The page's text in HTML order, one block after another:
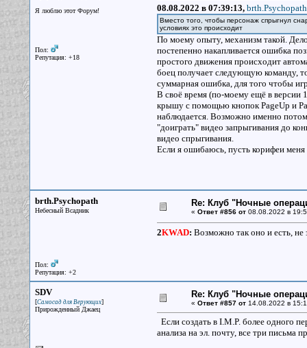
Я люблю этот Форум!
Пол:
Репутация: +18
08.08.2022 в 07:39:13,
Вместо того, чтобы персонаж спрыгнул
условиях это происходит
По моему опыту, механизм такой.
постепенно накапливается ошибка
простого движения происходит
боец получает следующую команду,
суммарная ошибка, для того чтобы
В своё время (по-моему ещё в версии
крышу с помощью кнопок PageUp и
наблюдается. Возможно именно
"доиграть" видео запрыгивания до
видео спрыгивания.
Если я ошибаюсь, пусть корифеи меня
brth.Psychopath
Небесный Всадник
Пол:
Репутация: +2
Re: Клуб "Ночные
« Ответ #856 от08.08.2022 в
2KWAD: Возможно так оно и есть, не
SDV
[Самосад для Верующих]
Прирожденный Джаец
Re: Клуб "Ночные
« Ответ #857 от14.08.2022 в
Если создать в I.M.P. более одного
анализа на эл. почту, все три письма